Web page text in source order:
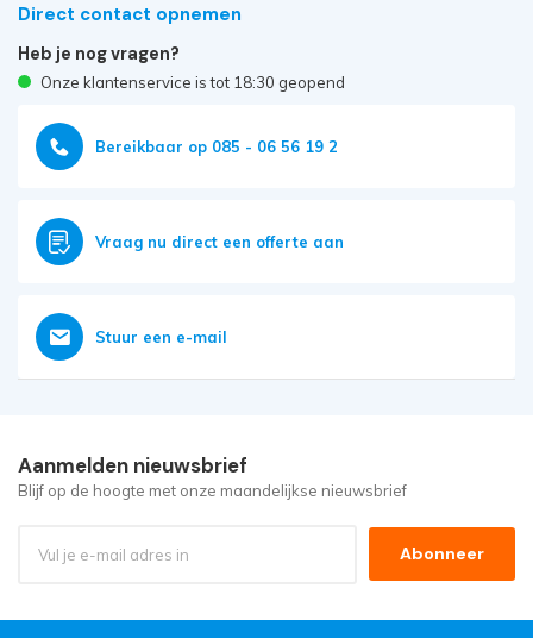
Direct contact opnemen
Heb je nog vragen?
Onze klantenservice is tot 18:30 geopend
Bereikbaar op 085 - 06 56 19 2
Vraag nu direct een offerte aan
Stuur een e-mail
Aanmelden nieuwsbrief
Blijf op de hoogte met onze maandelijkse nieuwsbrief
Abonneer